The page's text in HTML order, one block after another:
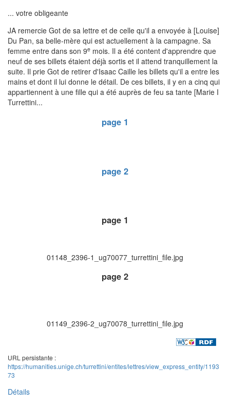
... votre obligeante
JA remercie Got de sa lettre et de celle qu'il a envoyée à [Louise]
Du Pan, sa belle-mère qui est actuellement à la campagne. Sa
femme entre dans son 9e mois. Il a été content d'apprendre que
neuf de ses billets étaient déjà sortis et il attend tranquillement la
suite. Il prie Got de retirer d'Isaac Caille les billets qu'il a entre les
mains et dont il lui donne le détail. De ces billets, il y en a cinq qui
appartiennent à une fille qui a été auprès de feu sa tante [Marie I
Turrettini...
page 1
page 2
page 1
01148_2396-1_ug70077_turrettini_file.jpg
page 2
01149_2396-2_ug70078_turrettini_file.jpg
URL persistante :
https://humanities.unige.ch/turrettini/entites/lettres/view_express_entity/1193
73
Détails